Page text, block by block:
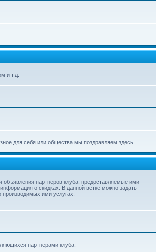
и т.д.
для себя или общества мы поздравляем здесь
объявления партнеров клуба, предоставляемые ими
о скидках. В данной ветке можно задать
ими услугах.
партнерами клуба.